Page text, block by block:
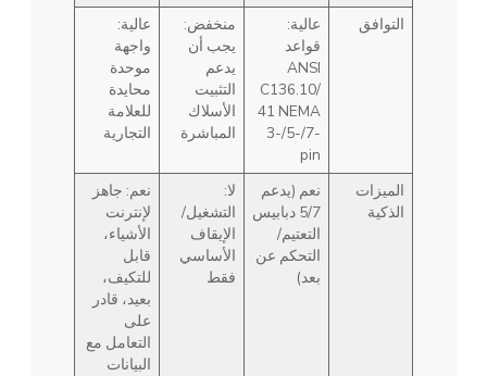
التوافق
عالية:
قواعد
ANSI
C136.10/
41 NEMA
3-/5-/7-
pin
منخفض:
يجب أن
يدعم
التثبيت
الأسلاك
المباشرة
عالية:
واجهة
موحدة
محايدة
للعلامة
التجارية
الميزات
الذكية
نعم (يدعم
5/7 دبابيس
التعتيم/
التحكم عن
بعد)
لا:
التشغيل/
الإيقاف
الأساسي
فقط
نعم: جاهز
لإنترنت
الأشياء،
قابل
للتكيف،
بعيد، قادر
على
التعامل مع
البيانات